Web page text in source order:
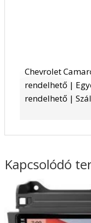
Chevrolet
rendelhető |
rendelhető |
Kapcsolódó